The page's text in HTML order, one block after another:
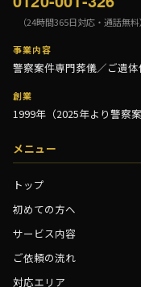
（24時間365日対応・通話無料）
事業内容
警察案件専門葬儀／ご遺
創業
1999年（2025年より警察
メニュー
トップ
初めての方へ
サービス内容
ご依頼の流れ
対応エリア